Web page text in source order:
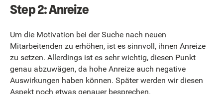
Step 2: Anreize
Um die Motivation bei der Suche nach neuen
Mitarbeitenden zu erhöhen, ist es sinnvoll, ihnen Anreize
zu setzen. Allerdings ist es sehr wichtig, diesen Punkt
genau abzuwägen, da hohe Anreize auch negative
Auswirkungen haben können. Später werden wir diesen
Aspekt noch etwas genauer besprechen.